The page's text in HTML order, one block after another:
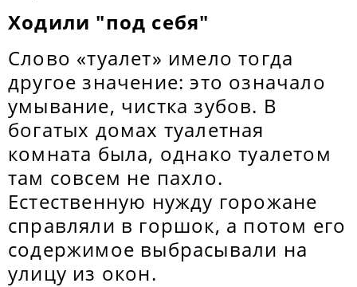
Ходили "под себя"
Слово «туалет» имело тогда
другое значение: это означало
умывание, чистка зубов. В
богатых домах туалетная
комната была, однако туалетом
там совсем не пахло.
Естественную нужду горожане
справляли в горшок, а потом его
содержимое выбрасывали на
улицу из окон.